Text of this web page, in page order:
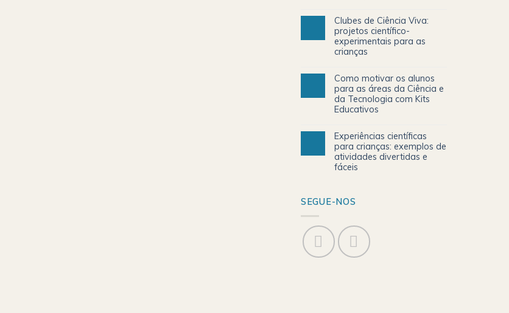
Clubes de Ciência Viva:
projetos científico-
experimentais para as
crianças
Como motivar os alunos
para as áreas da Ciência e
da Tecnologia com Kits
Educativos
Experiências científicas
para crianças: exemplos de
atividades divertidas e
fáceis
SEGUE-NOS